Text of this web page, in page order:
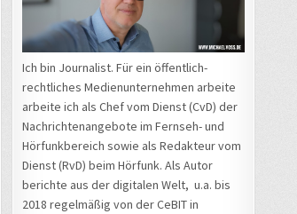
Ich bin Journalist. Für ein öffentlich-
rechtliches Medienunternehmen arbeite
arbeite ich als Chef vom Dienst (CvD) der
Nachrichtenangebote im Fernseh- und
Hörfunkbereich sowie als Redakteur vom
Dienst (RvD) beim Hörfunk. Als Autor
berichte aus der digitalen Welt, u.a. bis
2018 regelmäßig von der CeBIT in